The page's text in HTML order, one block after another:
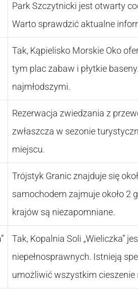
Park Szczytnicki jest otwarty
Warto sprawdzić aktualne
Tak, Kąpielisko Morskie Oko
tym plac zabaw i płytkie
najmłodszymi.
Rezerwacja zwiedzania z
zwłaszcza w sezonie
miejscu.
Trójstyk Granic znajduje się
samochodem zajmuje około 2
krajów są niezapomniane.
Tak, Kopalnia Soli „Wieliczka”
niepełnosprawnych. Istnieją
umożliwić wszystkim cieszenie